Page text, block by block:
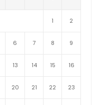
1 2
6 7 8 9
13 14 15 16
20 21 22 23